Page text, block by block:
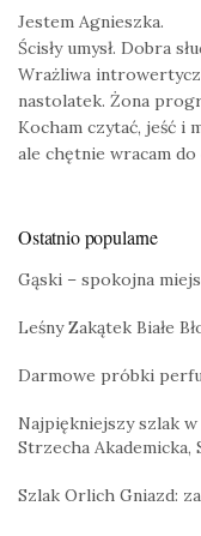
Jestem Agnieszka.
Ścisły umysł. Dobra
Wrażliwa
nastolatek. Żona
Kocham czytać, jeść i
ale chętnie wracam do
Ostatnio popularne
Gąski – spokojna
Leśny Zakątek Białe
Darmowe próbki
Najpiękniejszy szlak
Strzecha Akademicka,
Szlak Orlich Gniazd: